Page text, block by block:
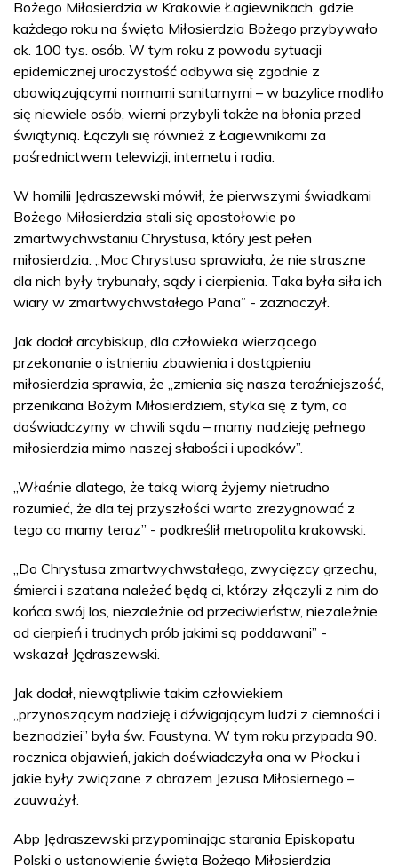
Bożego Miłosierdzia w Krakowie Łagiewnikach, gdzie
każdego roku na święto Miłosierdzia Bożego przybywało
ok. 100 tys. osób. W tym roku z powodu sytuacji
epidemicznej uroczystość odbywa się zgodnie z
obowiązującymi normami sanitarnymi – w bazylice modliło
się niewiele osób, wierni przybyli także na błonia przed
świątynią. Łączyli się również z Łagiewnikami za
pośrednictwem telewizji, internetu i radia.
W homilii Jędraszewski mówił, że pierwszymi świadkami
Bożego Miłosierdzia stali się apostołowie po
zmartwychwstaniu Chrystusa, który jest pełen
miłosierdzia. „Moc Chrystusa sprawiała, że nie straszne
dla nich były trybunały, sądy i cierpienia. Taka była siła ich
wiary w zmartwychwstałego Pana” - zaznaczył.
Jak dodał arcybiskup, dla człowieka wierzącego
przekonanie o istnieniu zbawienia i dostąpieniu
miłosierdzia sprawia, że „zmienia się nasza teraźniejszość,
przenikana Bożym Miłosierdziem, styka się z tym, co
doświadczymy w chwili sądu – mamy nadzieję pełnego
miłosierdzia mimo naszej słabości i upadków”.
„Właśnie dlatego, że taką wiarą żyjemy nietrudno
rozumieć, że dla tej przyszłości warto zrezygnować z
tego co mamy teraz” - podkreślił metropolita krakowski.
„Do Chrystusa zmartwychwstałego, zwycięzcy grzechu,
śmierci i szatana należeć będą ci, którzy złączyli z nim do
końca swój los, niezależnie od przeciwieństw, niezależnie
od cierpień i trudnych prób jakimi są poddawani” -
wskazał Jędraszewski.
Jak dodał, niewątpliwie takim człowiekiem
„przynoszącym nadzieję i dźwigającym ludzi z ciemności i
beznadziei” była św. Faustyna. W tym roku przypada 90.
rocznica objawień, jakich doświadczyła ona w Płocku i
jakie były związane z obrazem Jezusa Miłosiernego –
zauważył.
Abp Jędraszewski przypominając starania Episkopatu
Polski o ustanowienie święta Bożego Miłosierdzia